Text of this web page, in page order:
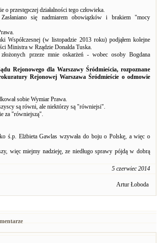
przestępczej działalności tego człowieka.
się nadmiarem obowiązków i brakiem "mocy
(w listopadzie 2013 roku) podjąłem kolejne
Ministra w Rządzie Donalda Tuska.
przeze mnie oskarżeń - wobec osoby Bogdana
Rejonowego dla Warszawy Śródmieścia, rozpoznane
Rejonowej Warszawa Śródmieście o odmowie
sobie Wymiar Prawa.
są równi, ale niektórzy są "równiejsi".
za "równiejszą".
ś.p. Elżbieta Gawlas wzywała do boju o Polskę, a więc o
więc miejmy nadzieję, ze niedługo sprawy pójdą w dobrą
5 czerwiec 2014
Artur Łoboda